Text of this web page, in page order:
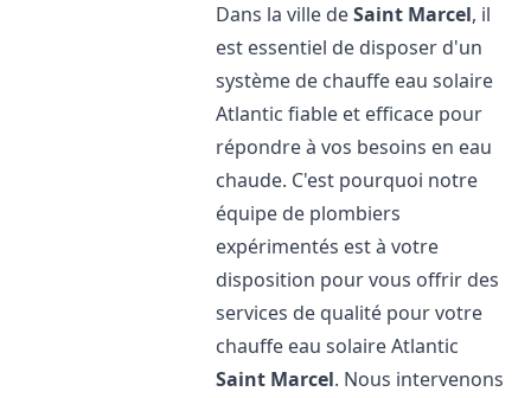
Dans la ville deSaint Marcel, il
est essentiel de disposer d'un
système de chauffe eau solaire
Atlantic fiable et efficace pour
répondre à vos besoins en eau
chaude. C'est pourquoi notre
équipe de plombiers
expérimentés est à votre
disposition pour vous offrir des
services de qualité pour votre
chauffe eau solaire Atlantic
Saint Marcel. Nous intervenons